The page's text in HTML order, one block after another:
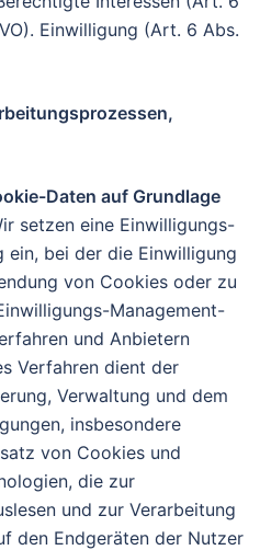
Einwilligung (Art. 6 Abs.
Daten auf Grundlage
setzen eine Einwilligungs-
ein, bei der die Einwilligung
von Cookies oder zu
Management-
und Anbietern
Verfahren dient der
Verwaltung und dem
insbesondere
von Cookies und
die zur
und zur Verarbeitung
den Endgeräten der Nutzer